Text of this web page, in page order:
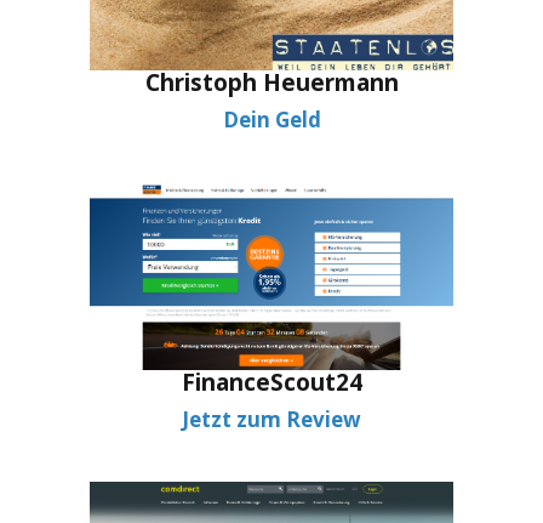
Christoph Heuermann
Dein Geld
FinanceScout24
Jetzt zum Review